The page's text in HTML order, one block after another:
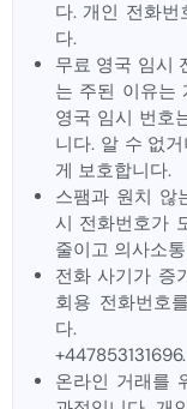
다. 개인 전화
다.
무료 영국 임시
는 주된 이유는
영국 임시 번호
니다. 알 수 없
게 보호합니다.
스팸과 원치 않
시 전화번호가
줄이고 의사소
전화 사기가 증
회용 전화번호
다.
+447853131696.
온라인 거래를